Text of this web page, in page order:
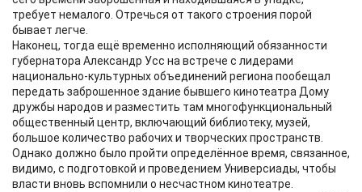
требует немалого. Отречься от такого строения порой
бывает легче.
Наконец, тогда ещё временно исполняющий обязанности
губернатора Александр Усс на встрече с лидерами
национально-культурных объединений региона пообещал
передать заброшенное здание бывшего кинотеатра Дому
дружбы народов и разместить там многофункциональный
общественный центр, включающий библиотеку, музей,
большое количество рабочих и творческих пространств.
Однако должно было пройти определённое время, связанное,
видимо, с подготовкой и проведением Универсиады, чтобы
власти вновь вспомнили о несчастном кинотеатре.